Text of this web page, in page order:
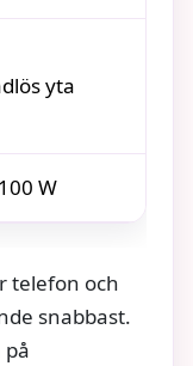
yta
W
telefon och
snabbast.